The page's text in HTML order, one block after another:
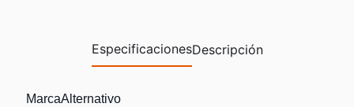
EspecificacionesDescripción
MarcaAlternativo